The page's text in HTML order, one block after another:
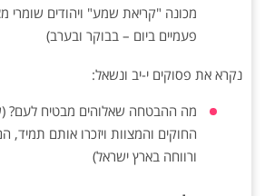
מכונה "קריאת שמע" ויהודים שומרי
פעמיים ביום – בבוקר ובערב)
נקרא את פסוקים י-יב ונשאל:
מה ההבטחה שאלוהים מבטיח לעם?
החוקים והמצוות ויזכרו אותם תמיד,
ורווחה בארץ ישראל)